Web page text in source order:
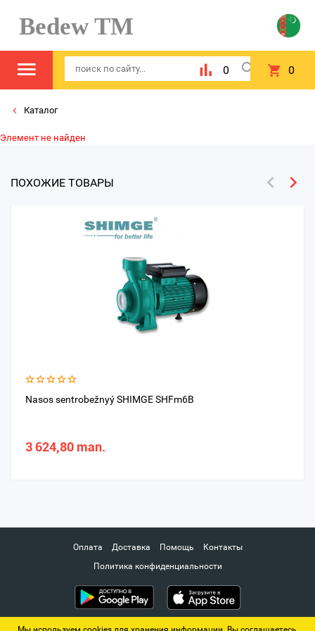
Bedew TM
0 0
Каталог
Элемент не найден
ПОХОЖИЕ ТОВАРЫ
Nasos sentrobežnyý SHIMGE SHFm6B
3 624,80 man.
Оплата Доставка Помощь
Контакты
Политика конфиденциальности